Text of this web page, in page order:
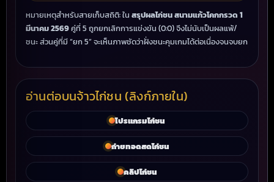
หมายเหตุสำหรับสายเก็บสถิติ: ใน สรุปผลไก่ชน สนามแก้วโคกกรวด 1
มีนาคม 2569คู่ที่ 5 ถูกยกเลิกการแข่งขัน (0:0) จึงไม่นับเป็นผลแพ้/
ชนะ ส่วนคู่ที่มี “ยก 5” จะเห็นภาพชัดว่าฝั่งชนะคุมเกมได้ต่อเนื่องจนจบยก
อ่านต่อบนจ้าวไก่ชน (ลิงก์ภายใน)
โปรแกรมไก่ชน
ถ่ายทอดสดไก่ชน
คลิปไก่ชน